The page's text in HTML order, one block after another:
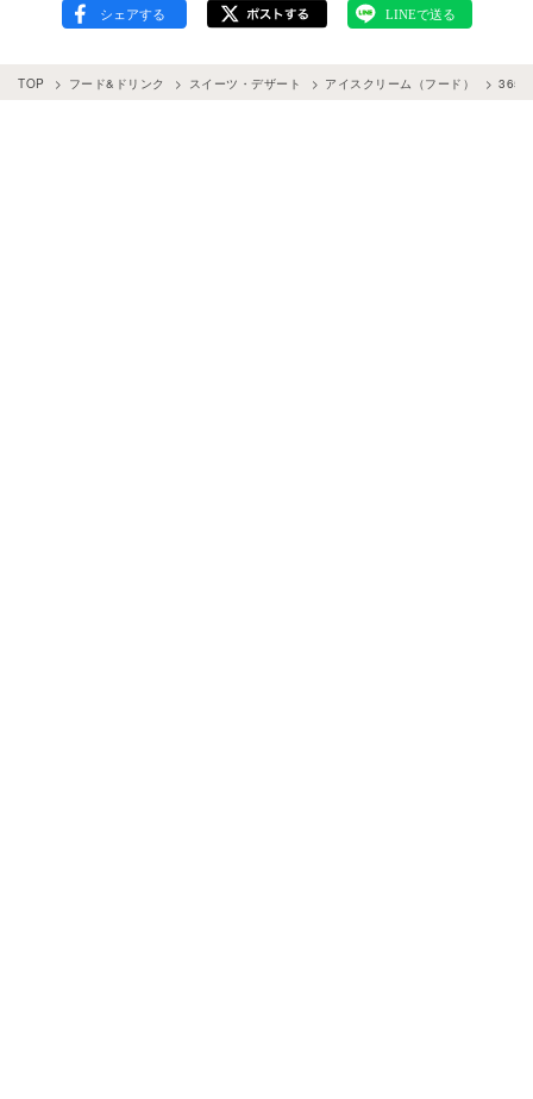
TOP フード&ドリンク スイーツ・デザート アイスクリーム（フード） 365